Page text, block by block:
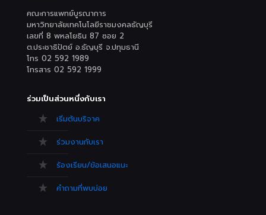
คณะการแพทย์บูรณาการ
มหาวิทยาลัยเทคโนโลยีราชมงคลธัญบุรี
เลขที่ 8 พหลโยธิน 87 ซอย 2
ต.ประชาธิปัตย์ อ.ธัญบุรี จ.ปทุมธานี
โทร 02 592 1989
โทรสาร 02 592 1999
ร่วมเป็นส่วนหนึ่งกับเรา
เริ่มต้นบริจาค
ร่วมงานกับเรา
ร้องเรียน/ข้อเสนอแนะ
คำถามที่พบบ่อย